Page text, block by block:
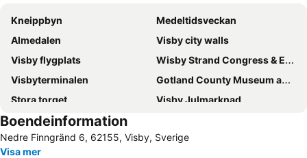
Kneippbyn
Medeltidsveckan
Almedalen
Visby city walls
Visby flygplats
Wisby Strand Congress & Event
Visbyterminalen
Gotland County Museum and Fornsalen
Stora torget
Visby Julmarknad
Botaniska Trädgården i Visby
Lummelundagrottan
Boendeinformation
Nedre Finngränd 6, 62155, Visby, Sverige
Visa mer